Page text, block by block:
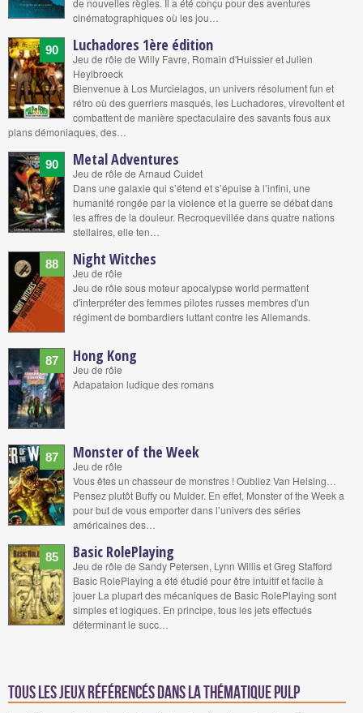
de nouvelles règles. Il a été conçu pour des aventures
cinématographiques où les jou…
90 Luchadores 1ère édition
Jeu de rôle de Willy Favre, Romain d'Huissier et Julien
Heylbroeck
Bienvenue à Los Murcielagos, un univers résolument fun et
rétro où des guerriers masqués, les Luchadores, virevoltent et
combattent de manière spectaculaire des savants fous aux
plans démoniaques, des…
90 Metal Adventures
Jeu de rôle de Arnaud Cuidet
Dans une galaxie qui s’étend et s’épuise à l’infini, une
humanité rongée par la violence et la guerre se débat dans
les affres de la douleur. Recroquevillée dans quatre nations
stellaires, elle ten…
88 Night Witches
Jeu de rôle
Jeu de rôle sous moteur apocalypse world permattent
d'interpréter des femmes pilotes russes membres d'un
régiment de bombardiers luttant contre les Allemands.
87 Hong Kong
Jeu de rôle
Adapataion ludique des romans
87 Monster of the Week
Jeu de rôle
Vous êtes un chasseur de monstres ! Oubliez Van Helsing…
Pensez plutôt Buffy ou Mulder. En effet, Monster of the Week a
pour but de vous emporter dans l’univers des séries
américaines des…
85 Basic RolePlaying
Jeu de rôle de Sandy Petersen, Lynn Willis et Greg Stafford
Basic RolePlaying a été étudié pour être intuitif et facile à
jouer La plupart des mécaniques de Basic RolePlaying sont
simples et logiques. En principe, tous les jets effectués
déterminant le succ…
Tous les jeux référencés dans la thématique pulp